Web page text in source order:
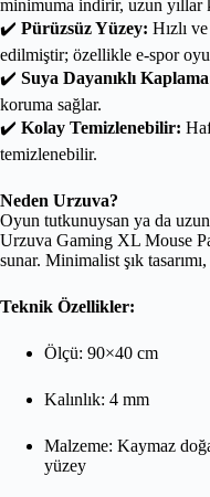
minimuma indirir, uzun yıllar
✔️ Pürüzsüz Yüzey: Hızlı
edilmiştir; özellikle e-spor
✔️ Suya Dayanıklı
koruma sağlar.
✔️ Kolay Temizlenebilir:
temizlenebilir.
Neden Urzuva?
Oyun tutkunuysan ya da uzun
Urzuva Gaming XL Mouse
sunar. Minimalist şık
Teknik Özellikler:
Ölçü: 90×40 cm
Kalınlık: 4 mm
Malzeme: Kaymaz
yüzey